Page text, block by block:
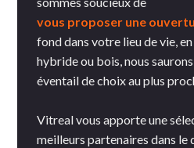
vous proposer une
fond dans votre lieu de vie,
hybride ou bois, nous
éventail de choix au plus
Vitreal vous apporte une
meilleurs partenaires dans le